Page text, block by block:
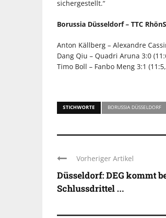
sichergestellt.“
Borussia Düsseldorf – TTC
Anton Källberg – Alexandre
Dang Qiu – Quadri Aruna 3:0
Timo Boll – Fanbo Meng 3:1
STICHWORTE BORUSSIA DÜSSELDORF
Vorheriger Artikel
Düsseldorf: DEG kommt
Schlussdrittel ...